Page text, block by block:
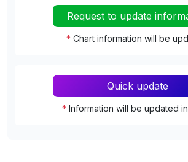
Request to update
* Chart information will be
Quick update
* Information will be updated in